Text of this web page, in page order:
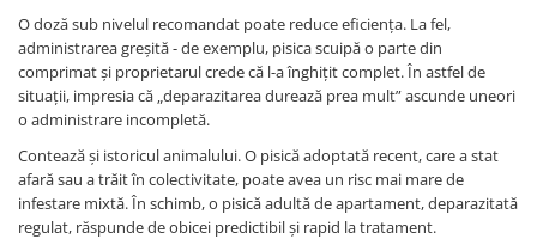
O doză sub nivelul recomandat poate reduce eficiența. La fel,
administrarea greșită - de exemplu, pisica scuipă o parte din
comprimat și proprietarul crede că l-a înghițit complet. În astfel de
situații, impresia că „deparazitarea durează prea mult” ascunde uneori
o administrare incompletă.
Contează și istoricul animalului. O pisică adoptată recent, care a stat
afară sau a trăit în colectivitate, poate avea un risc mai mare de
infestare mixtă. În schimb, o pisică adultă de apartament, deparazitată
regulat, răspunde de obicei predictibil și rapid la tratament.